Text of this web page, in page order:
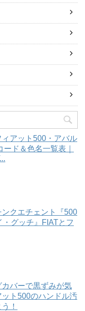
ィアット500・アバル
ード＆色名一覧表｜
クエチェント『500
・グッチ』FIATとフ
カバーで黒ずみが気
ト500のハンドル汚
！